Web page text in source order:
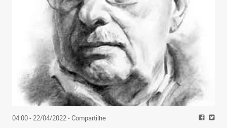
04:00 - 22/04/2022- Compartilhe